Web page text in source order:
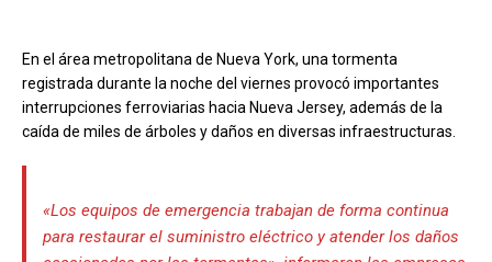
En el área metropolitana de Nueva York, una tormenta
registrada durante la noche del viernes provocó importantes
interrupciones ferroviarias hacia Nueva Jersey, además de la
caída de miles de árboles y daños en diversas infraestructuras.
«Los equipos de emergencia trabajan de forma continua
para restaurar el suministro eléctrico y atender los daños